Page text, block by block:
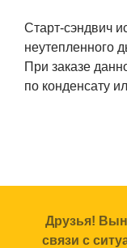
Старт-сэндвич
неутепленного
При заказе
по конденсату
Друзья!
связи с